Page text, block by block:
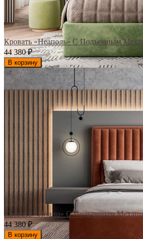
Кровать «Неаполь» С Подъемным
44 380₽
В корзину
Кровать «Пиано» С Подъемным
44 380₽
В корзину